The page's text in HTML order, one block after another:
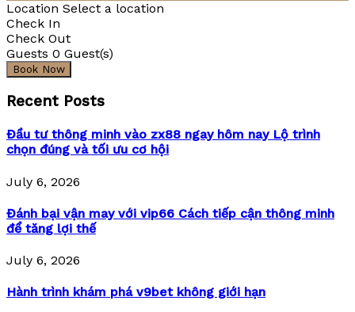
Location Select a location
Check In
Check Out
Guests 0 Guest(s)
Recent Posts
Đầu tư thông minh vào zx88 ngay hôm nay Lộ trình
chọn đúng và tối ưu cơ hội
July 6, 2026
Đánh bại vận may với vip66 Cách tiếp cận thông minh
để tăng lợi thế
July 6, 2026
Hành trình khám phá v9bet không giới hạn